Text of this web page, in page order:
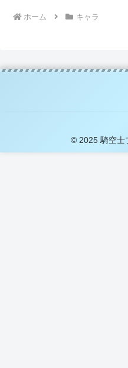
ホーム キャラ
© 2025 騎空士